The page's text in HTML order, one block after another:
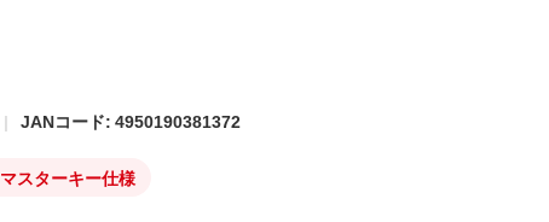
JANコード: 4950190381372
マスターキー仕様